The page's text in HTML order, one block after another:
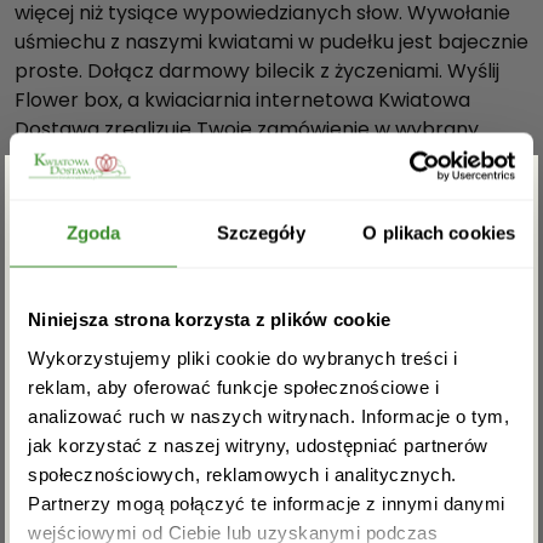
Zgoda Szczegóły O plikach cookies
Niniejsza strona korzysta z plików cookie
Wykorzystujemy pliki cookie do wybranych treści i
reklam, aby oferować funkcje społecznościowe i
analizować ruch w naszych witrynach. Informacje o tym,
jak korzystać z naszej witryny, udostępniać partnerów
społecznościowych, reklamowych i analitycznych.
Partnerzy mogą połączyć te informacje z innymi danymi
wejściowymi od Ciebie lub uzyskanymi podczas
d
z
i
k
i
m
p
więcej niż tysiące wypowiedzianych słow. Wywołanie
uśmiechu z naszymi kwiatami w pudełku jest bajecznie
proste. Dołącz darmowy bilecik z życzeniami. Wyślij
Flower box, a kwiaciarnia internetowa Kwiatowa
Dostawa zrealizuje Twoje zamówienie w wybrany
terminie. Darmowa dostawa jest możliwa na terenie
całego kraju.
najwyższej jakości materiałów i należą do grupy
produktów Prestige Edition.
Dostawa “Flower boxów z goździkami” odbywa się za
pośrednictwem firmy kurierskiej DPD, DHL, InPost.
Na terenie Warszawy dostawa jest możliwa tego
samego dnia po uprzednim kontakcie telefonicznym.
Dostawa oraz bilecik są darmowe.
Wymiary pudełka:
wysokość- 22 cm.
Zgarnij rabat -5%
Zapisz się do newslettera i zgarnij
rabat na pierwsze zakupy!